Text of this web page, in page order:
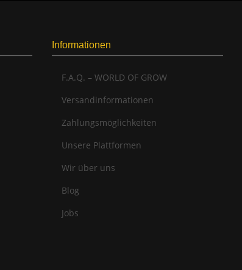
Informationen
F.A.Q. – WORLD OF GROW
Versandinformationen
Zahlungsmöglichkeiten
Unsere Plattformen
Wir über uns
Blog
Jobs